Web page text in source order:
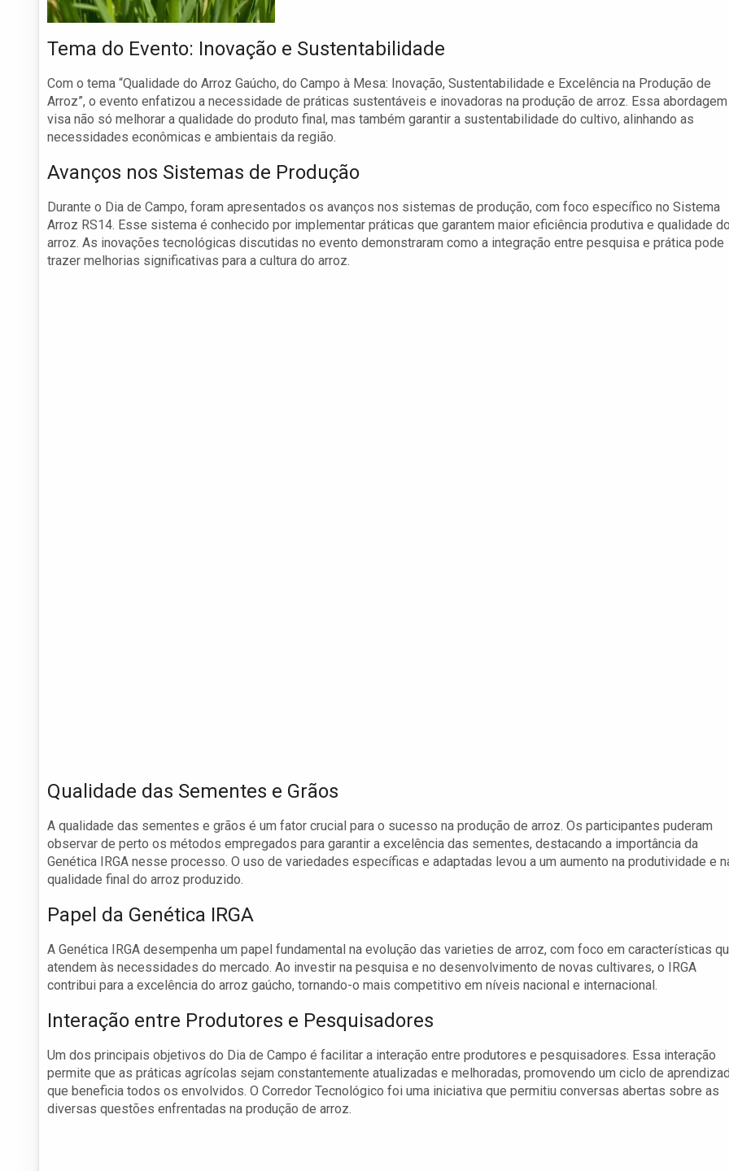
Tema do Evento: Inovação e Sustentabilidade
Com o tema “Qualidade do Arroz Gaúcho, do Campo à Mesa: Inovação, Sustentabilidade e Excelência na Produção de
Arroz”, o evento enfatizou a necessidade de práticas sustentáveis e inovadoras na produção de arroz. Essa abordagem
visa não só melhorar a qualidade do produto final, mas também garantir a sustentabilidade do cultivo, alinhando as
necessidades econômicas e ambientais da região.
Avanços nos Sistemas de Produção
Durante o Dia de Campo, foram apresentados os avanços nos sistemas de produção, com foco específico no Sistema
Arroz RS14. Esse sistema é conhecido por implementar práticas que garantem maior eficiência produtiva e qualidade
arroz. As inovações tecnológicas discutidas no evento demonstraram como a integração entre pesquisa e prática pode
trazer melhorias significativas para a cultura do arroz.
Qualidade das Sementes e Grãos
A qualidade das sementes e grãos é um fator crucial para o sucesso na produção de arroz. Os participantes puderam
observar de perto os métodos empregados para garantir a excelência das sementes, destacando a importância da
Genética IRGA nesse processo. O uso de variedades específicas e adaptadas levou a um aumento na produtividade e
qualidade final do arroz produzido.
Papel da Genética IRGA
A Genética IRGA desempenha um papel fundamental na evolução das varieties de arroz, com foco em características
atendem às necessidades do mercado. Ao investir na pesquisa e no desenvolvimento de novas cultivares, o IRGA
contribui para a excelência do arroz gaúcho, tornando-o mais competitivo em níveis nacional e internacional.
Interação entre Produtores e Pesquisadores
Um dos principais objetivos do Dia de Campo é facilitar a interação entre produtores e pesquisadores. Essa interação
permite que as práticas agrícolas sejam constantemente atualizadas e melhoradas, promovendo um ciclo de
que beneficia todos os envolvidos. O Corredor Tecnológico foi uma iniciativa que permitiu conversas abertas sobre as
diversas questões enfrentadas na produção de arroz.